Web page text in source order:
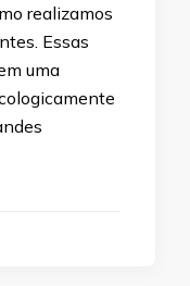
realizamos
Essas
uma